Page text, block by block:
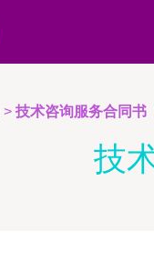
> 技术咨询服务合同书
技